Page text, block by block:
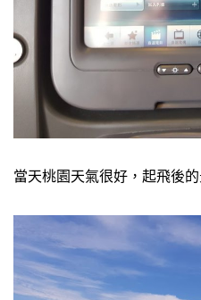
當天桃園天氣很好，起飛後